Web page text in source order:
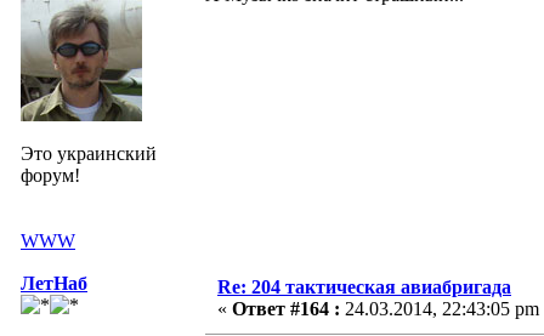
Это украинский
форум!
WWW
ЛетНаб
Re: 204 тактическая авиабригада
« Ответ #164 : 24.03.2014, 22:43:05 pm